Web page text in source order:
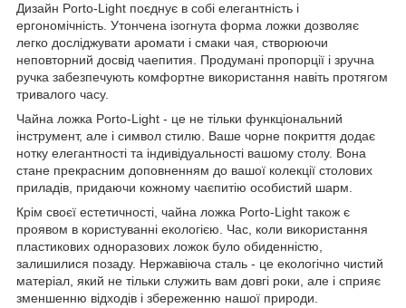
Дизайн Porto-Light поєднує в собі елегантність і
ергономічність. Утончена ізогнута форма ложки дозволяє
легко досліджувати аромати і смаки чая, створюючи
неповторний досвід чаепития. Продумані пропорції і зручна
ручка забезпечують комфортне використання навіть протягом
тривалого часу.
Чайна ложка Porto-Light - це не тільки функціональний
інструмент, але і символ стилю. Ваше чорне покриття додає
нотку елегантності та індивідуальності вашому столу. Вона
стане прекрасним доповненням до вашої колекції столових
приладів, придаючи кожному чаєпитію особистий шарм.
Крім своєї естетичності, чайна ложка Porto-Light також є
проявом в користуванні екологією. Час, коли використання
пластикових одноразових ложок було обиденністю,
залишилися позаду. Нержавіюча сталь - це екологічно чистий
матеріал, який не тільки служить вам довгі роки, але і сприяє
зменшенню відходів і збереженню нашої природи.